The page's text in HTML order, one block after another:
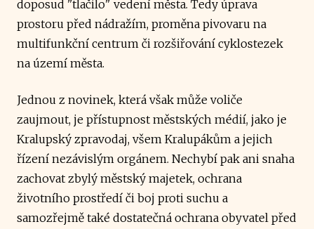
doposud "tlačilo" vedení města. Tedy úprava
prostoru před nádražím, proměna pivovaru na
multifunkční centrum či rozšiřování cyklostezek
na území města.
Jednou z novinek, která však může voliče
zaujmout, je přístupnost městských médií, jako je
Kralupský zpravodaj, všem Kralupákům a jejich
řízení nezávislým orgánem. Nechybí pak ani snaha
zachovat zbylý městský majetek, ochrana
životního prostředí či boj proti suchu a
samozřejmě také dostatečná ochrana obyvatel před